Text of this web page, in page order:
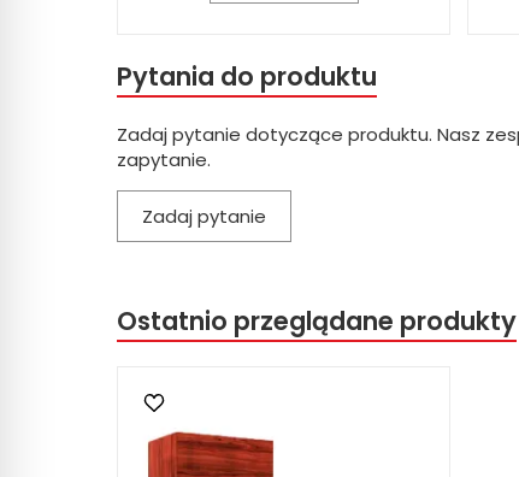
Pytania do produktu
Zadaj pytanie dotyczące produktu. Nasz
zapytanie.
Zadaj pytanie
Ostatnio przeglądane produkty